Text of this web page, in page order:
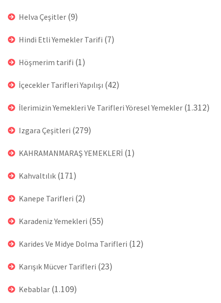
Helva Çeşitler (9)
Hindi Etli Yemekler Tarifi (7)
Höşmerim tarifi (1)
İçecekler Tarifleri Yapılışı (42)
İlerimizin Yemekleri Ve Tarifleri Yöresel Yemekler (1.312)
Izgara Çeşitleri (279)
KAHRAMANMARAŞ YEMEKLERİ (1)
Kahvaltılık (171)
Kanepe Tarifleri (2)
Karadeniz Yemekleri (55)
Karides Ve Midye Dolma Tarifleri (12)
Karışık Mücver Tarifleri (23)
Kebablar (1.109)